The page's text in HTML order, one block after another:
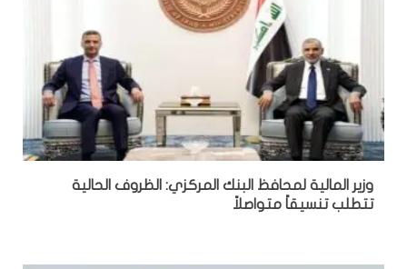
وزير المالية لمحافظ البنك المركزي: الظروف الحالية
تتطلب تنسيقاً متواصلاً